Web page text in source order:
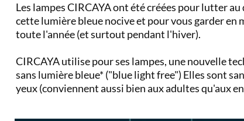
Les lampes CIRCAYA ont été créées pour lutter
cette lumière bleue nocive et pour vous garder en
toute l'année (et surtout pendant l'hiver).
CIRCAYA utilise pour ses lampes, une nouvelle
sans lumière bleue* ("blue light free") Elles sont
yeux (conviennent aussi bien aux adultes qu'aux